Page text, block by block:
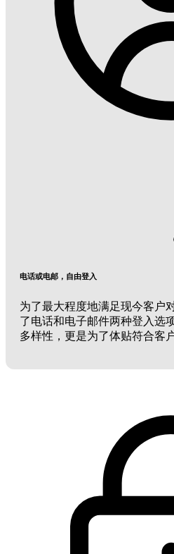
电话或电邮，自由登入
为了最大程度地满足现今客户
了电话和电子邮件两种登入选
多样性，更是为了体贴符合客